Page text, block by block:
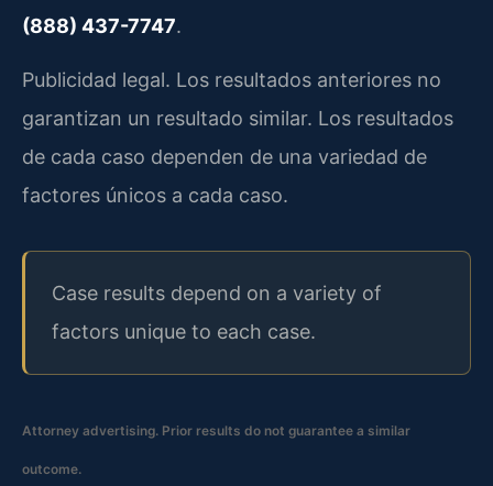
(888) 437-7747.
Publicidad legal. Los resultados anteriores no
garantizan un resultado similar. Los resultados
de cada caso dependen de una variedad de
factores únicos a cada caso.
Case results depend on a variety of
factors unique to each case.
Attorney advertising. Prior results do not guarantee a similar
outcome.